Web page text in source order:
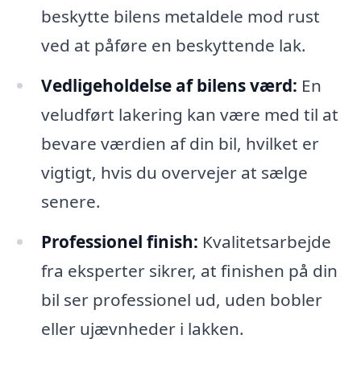
beskytte bilens metaldele mod rust
ved at påføre en beskyttende lak.
Vedligeholdelse af bilens værd: En
veludført lakering kan være med til at
bevare værdien af din bil, hvilket er
vigtigt, hvis du overvejer at sælge
senere.
Professionel finish: Kvalitetsarbejde
fra eksperter sikrer, at finishen på din
bil ser professionel ud, uden bobler
eller ujævnheder i lakken.